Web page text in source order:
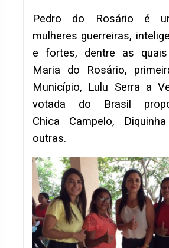
Pedro do Rosário é
mulheres guerreiras,
e fortes, dentre as quais
Maria do Rosário,
Município, Lulu Serra a
votada do Brasil
Chica Campelo,
outras.